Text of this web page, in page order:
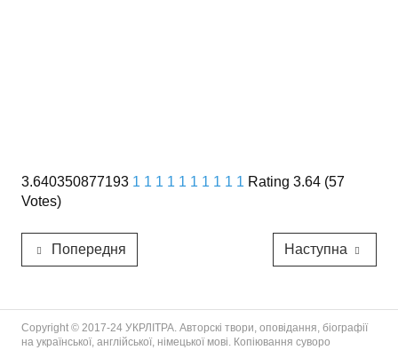
3.640350877193 1 1 1 1 1 1 1 1 1 1 Rating 3.64 (57
Votes)
Попередня Наступна
Copyright © 2017-24 УКРЛІТРА. Авторскі твори, оповідання, біографії
на української, англійської, німецької мові. Копіювання суворо